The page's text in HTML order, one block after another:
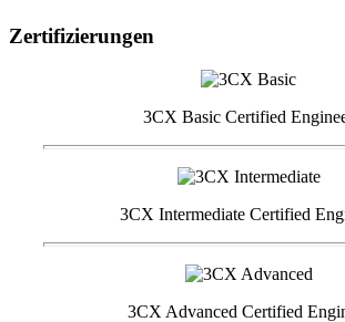
Zertifizierungen
3CX Basic Certified
3CX Intermediate Certified
3CX Advanced Certified